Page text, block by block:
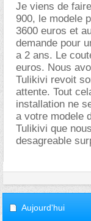
Je viens de
900, le modele
3600 euros et
demande pour
a 2 ans. Le
euros. Nous
Tulikivi revoit
attente. Tout
installation ne
a votre modele
Tulikivi que
desagreable
Aujourd'hui